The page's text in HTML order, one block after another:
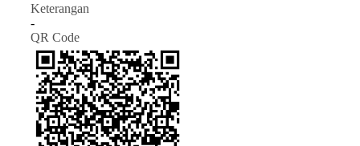
Keterangan
-
QR Code